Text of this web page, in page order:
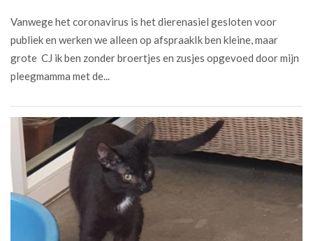
Vanwege het coronavirus is het dierenasiel gesloten voor
publiek en werken we alleen op afspraakIk ben kleine, maar
grote CJ ik ben zonder broertjes en zusjes opgevoed door mijn
pleegmamma met de...